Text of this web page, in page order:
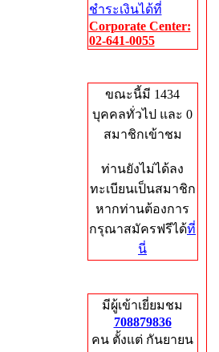
ชำระเงินได้ที่
Corporate Center:
02-641-0055
ขณะนี้มี 1434
บุคคลทั่วไป และ 0
สมาชิกเข้าชม
ท่านยังไม่ได้ลง
ทะเบียนเป็นสมาชิก
หากท่านต้องการ
กรุณาสมัครฟรีได้ที่
นี่
มีผู้เข้าเยี่ยมชม
708879836
คน ตั้งแต่ กันยายน